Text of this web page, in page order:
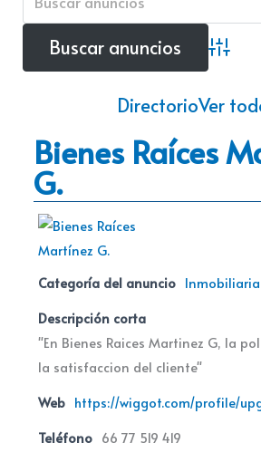
DirectorioVer
Bienes Raíces
G.
Categoría del anuncio Inmobiliaria
Descripción corta
"En Bienes Raices Martinez G, la
la satisfaccion del cliente"
Web https://wiggot.com/profile/
Teléfono 66 77 519 419